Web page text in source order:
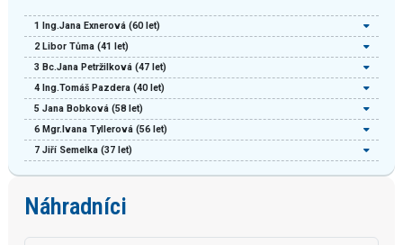
1 Ing.Jana Exnerová(60 let)
2 Libor Tůma(41 let)
3 Bc.Jana Petržilková(47 let)
4 Ing.Tomáš Pazdera(40 let)
5 Jana Bobková(58 let)
6 Mgr.Ivana Tyllerová(56 let)
7 Jiří Semelka(37 let)
Náhradníci